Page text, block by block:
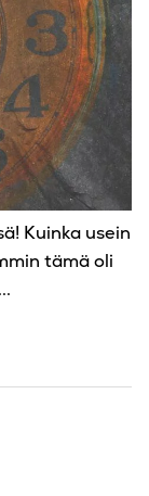
Kuinka usein
tämä oli